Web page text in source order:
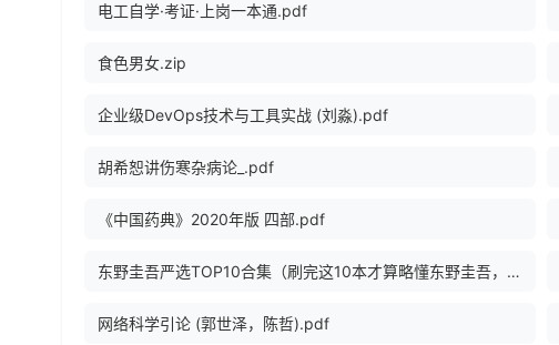
电工自学·考证·上岗一本通.pdf
食色男女.zip
企业级DevOps技术与工具实战 (刘淼).pdf
胡希恕讲伤寒杂病论_.pdf
《中国药典》2020年版 四部.pdf
东野圭吾严选TOP10合集（刷完这10本才算略懂东野圭吾，当之无愧的畅销天王）.epub
网络科学引论 (郭世泽，陈哲).pdf